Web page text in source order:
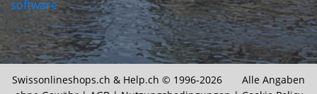
Swissonlineshops.ch & Help.ch © 1996-2026 Alle Angaben